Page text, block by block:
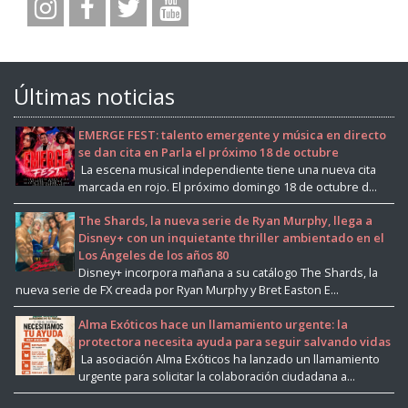
Últimas noticias
EMERGE FEST: talento emergente y música en directo
se dan cita en Parla el próximo 18 de octubre
La escena musical independiente tiene una nueva cita
marcada en rojo. El próximo domingo 18 de octubre d...
The Shards, la nueva serie de Ryan Murphy, llega a
Disney+ con un inquietante thriller ambientado en el
Los Ángeles de los años 80
Disney+ incorpora mañana a su catálogo The Shards, la
nueva serie de FX creada por Ryan Murphy y Bret Easton E...
Alma Exóticos hace un llamamiento urgente: la
protectora necesita ayuda para seguir salvando vidas
La asociación Alma Exóticos ha lanzado un llamamiento
urgente para solicitar la colaboración ciudadana a...